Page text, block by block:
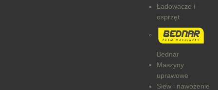
Ładowacze i
osprzęt
Bednar
Maszyny
uprawowe
Siew i nawożenie